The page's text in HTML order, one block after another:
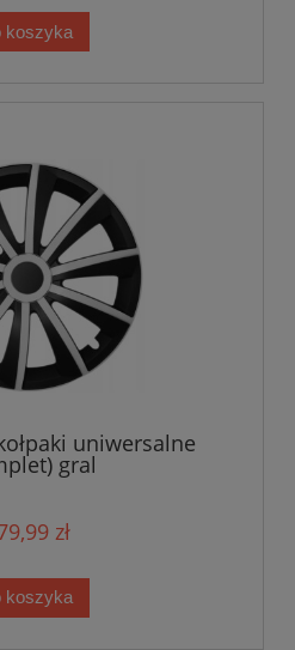
koszyka
uniwersalne
gral
zł
koszyka